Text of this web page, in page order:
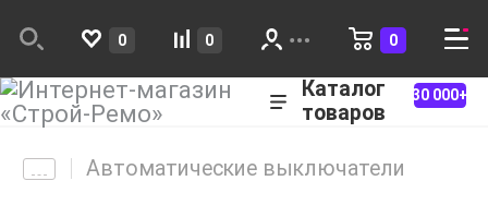
0 0 0
Каталог
товаров
30 000+
Автоматические выключатели